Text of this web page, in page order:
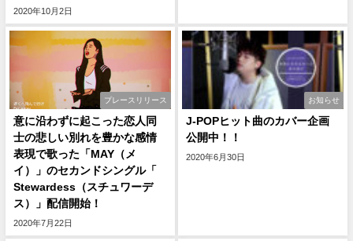
2020年10月2日
プレースリリース
意に沿わずに起こった恋人同
士の悲しい別れを豊かな感情
表現で歌った「MAY（メ
イ）」のセカンドシングル「
Stewardess（スチュワーデ
ス）」配信開始！
2020年7月22日
お知らせ
J-POPヒット曲のカバー企画
公開中！！
2020年6月30日